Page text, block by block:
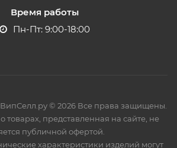
Время работы
Пн-Пт: 9:00-18:00
© 2026 Все права защищены.
товарах, представленная на сайте, не
публичной офертой.
характеристики изделий могут